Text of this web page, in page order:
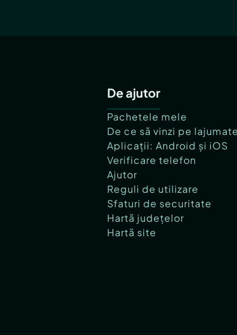
De ajutor
Pachetele mele
De ce să vinzi pe
Aplicații: Android și iOS
Verificare telefon
Ajutor
Reguli de utilizare
Sfaturi de securitate
Hartă județelor
Hartă site